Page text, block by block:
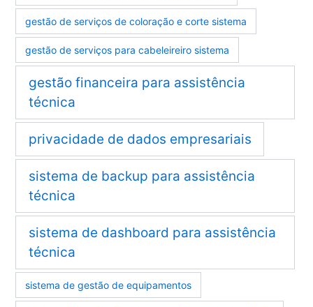
gestão de serviços de coloração e corte sistema
gestão de serviços para cabeleireiro sistema
gestão financeira para assistência
técnica
privacidade de dados empresariais
sistema de backup para assistência
técnica
sistema de dashboard para assistência
técnica
sistema de gestão de equipamentos